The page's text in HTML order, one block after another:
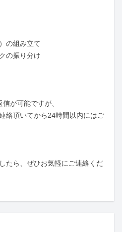
の組み立て
の振り分け
が可能ですが、
絡頂いてから24時間以内にはご
たら、ぜひお気軽にご連絡くだ